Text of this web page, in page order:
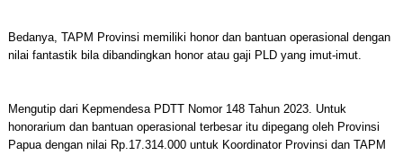
Bedanya, TAPM Provinsi memiliki honor dan bantuan operasional dengan
nilai fantastik bila dibandingkan honor atau gaji PLD yang imut-imut.
Mengutip dari Kepmendesa PDTT Nomor 148 Tahun 2023. Untuk
honorarium dan bantuan operasional terbesar itu dipegang oleh Provinsi
Papua dengan nilai Rp.17.314.000 untuk Koordinator Provinsi dan TAPM